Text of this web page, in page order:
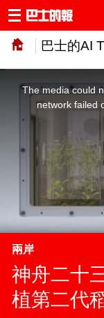
巴士的AI
This
The media could
network failed
兩岸
神舟二十
植第二代